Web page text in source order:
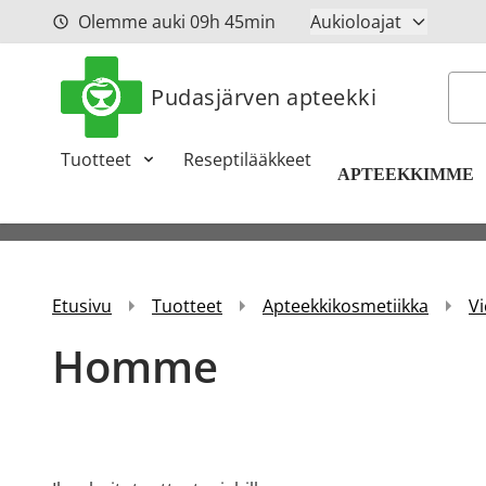
Siirry sisältöönOlemme auki 09h 45min Aukioloajat
Pudasjärven apteekki Haku
Tuotteet Reseptilääkkeet
APTEEKKIMME
Etusivu Tuotteet Apteekkikosmetiikka
Homme